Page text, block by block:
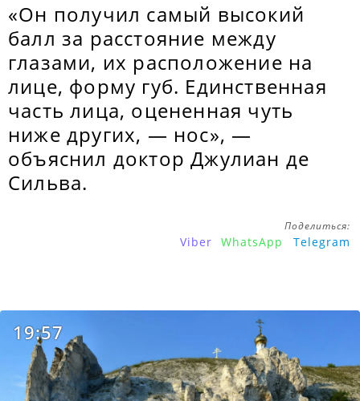
«Он получил самый высокий
балл за расстояние между
глазами, их расположение на
лице, форму губ. Единственная
часть лица, оцененная чуть
ниже других, — нос», —
объяснил доктор Джулиан де
Сильва.
Поделиться:
Viber WhatsApp Telegram
19:57